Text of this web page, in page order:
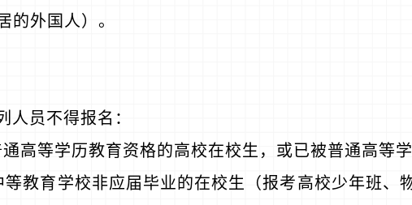
的外国人）。
人员不得报名：
高等学历教育资格的高校在校生，或已被普通高等
等教育学校非应届毕业的在校生（报考高校少年班、